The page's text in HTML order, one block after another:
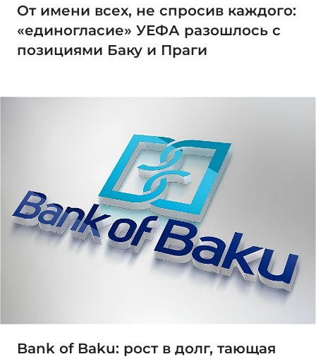
От имени всех, не спросив каждого:
«единогласие» УЕФА разошлось с
позициями Баку и Праги
Bank of Baku: рост в долг, тающая